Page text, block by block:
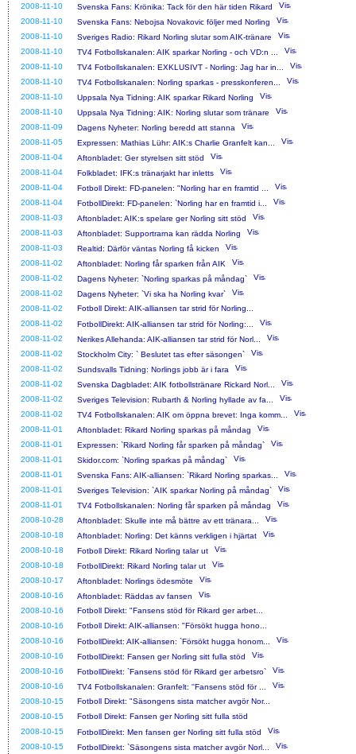
2008-11-10
Svenska Fans: Krönika: Tack för den här tiden Rikard
2008-11-10
Svenska Fans: Nebojsa Novakovic följer med Norling
2008-11-10
Sveriges Radio: Rikard Norling slutar som AIK-tränare
2008-11-10
TV4 Fotbollskanalen: AIK sparkar Norling - och VD:n ...
2008-11-10
TV4 Fotbollskanalen: EXKLUSIVT - Norling: Jag har in...
2008-11-10
TV4 Fotbollskanalen: Norling sparkas - presskonferen...
2008-11-10
Uppsala Nya Tidning: AIK sparkar Rikard Norling
2008-11-10
Uppsala Nya Tidning: AIK: Norling slutar som tränare
2008-11-09
Dagens Nyheter: Norling beredd att stanna
2008-11-05
Expressen: Mathias Lühr: AIK:s Charlie Granfelt kan...
2008-11-04
Aftonbladet: Ger styrelsen sitt stöd
2008-11-04
Folkbladet: IFK:s tränarjakt har inletts
2008-11-04
Fotboll Direkt: FD-panelen: "Norling har en framtid ...
2008-11-04
FotbollDirekt: FD-panelen: `Norling har en framtid i...
2008-11-03
Aftonbladet: AIK:s spelare ger Norling sitt stöd
2008-11-03
Aftonbladet: Supportrarna kan rädda Norling
2008-11-03
Realtid: Därför väntas Norling få kicken
2008-11-02
Aftonbladet: Norling får sparken från AIK
2008-11-02
Dagens Nyheter: `Norling sparkas på måndag`
2008-11-02
Dagens Nyheter: `Vi ska ha Norling kvar`
2008-11-02
Fotboll Direkt: AIK-alliansen tar strid för Norling...
2008-11-02
FotbollDirekt: AIK-alliansen tar strid för Norling:...
2008-11-02
Nerikes Allehanda: AIK-alliansen tar strid för Norl...
2008-11-02
Stockholm City: ` Beslutet tas efter säsongen`
2008-11-02
Sundsvalls Tidning: Norlings jobb är i fara
2008-11-02
Svenska Dagbladet: AIK fotbollstränare Rickard Norl...
2008-11-02
Sveriges Television: Rubarth & Norling hyllade av fa...
2008-11-02
TV4 Fotbollskanalen: AIK om öppna brevet: Inga komm...
2008-11-01
Aftonbladet: Rikard Norling sparkas på måndag
2008-11-01
Expressen: `Rikard Norling får sparken på måndag`
2008-11-01
Skidor.com: `Norling sparkas på måndag`
2008-11-01
Svenska Fans: AIK-alliansen: `Rikard Norling sparkas...
2008-11-01
Sveriges Television: `AIK sparkar Norling på måndag`
2008-11-01
TV4 Fotbollskanalen: Norling får sparken på måndag
2008-10-28
Aftonbladet: Skulle inte må bättre av ett tränara...
2008-10-18
Aftonbladet: Norling: Det känns verkligen i hjärtat
2008-10-18
Fotboll Direkt: Rikard Norling talar ut
2008-10-18
FotbollDirekt: Rikard Norling talar ut
2008-10-17
Aftonbladet: Norlings ödesmöte
2008-10-16
Aftonbladet: Räddas av fansen
2008-10-16
Fotboll Direkt: "Fansens stöd för Rikard ger arbet...
2008-10-16
Fotboll Direkt: AIK-alliansen: "Försökt hugga hono...
2008-10-16
FotbollDirekt: AIK-alliansen: `Försökt hugga honom...
2008-10-16
FotbollDirekt: Fansen ger Norling sitt fulla stöd
2008-10-16
FotbollDirekt: `Fansens stöd för Rikard ger arbetsro`
2008-10-16
TV4 Fotbollskanalen: Granfelt: ''Fansens stöd för ...
2008-10-15
Fotboll Direkt: "Säsongens sista matcher avgör Nor...
2008-10-15
Fotboll Direkt: Fansen ger Norling sitt fulla stöd
2008-10-15
FotbollDirekt: Men fansen ger Norling sitt fulla stöd
2008-10-15
FotbollDirekt: `Säsongens sista matcher avgör Norl...